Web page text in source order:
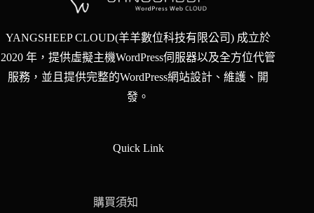
YANGSHEEP CLOUD(羊羊數位科技有限公司) 成立於
2020 年，提供虛擬主機WordPress伺服器以及全方位代管
服務，並且提供完整的WordPress網站設計、維護、開
發。
Quick Link
購買須知